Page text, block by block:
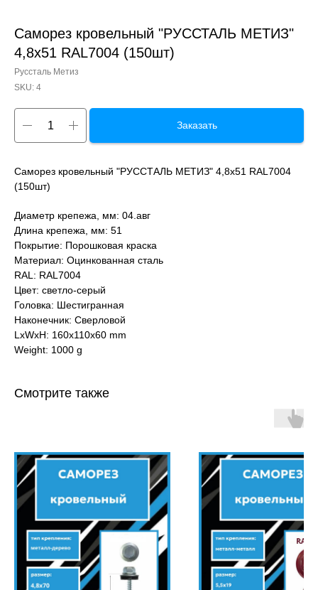
Саморез кровельный "РУССТАЛЬ МЕТИЗ"
4,8x51 RAL7004 (150шт)
Руссталь Метиз
SKU: 4
Заказать
Саморез кровельный "РУССТАЛЬ МЕТИЗ" 4,8x51 RAL7004
(150шт)
Диаметр крепежа, мм: 04.авг
Длина крепежа, мм: 51
Покрытие: Порошковая краска
Материал: Оцинкованная сталь
RAL: RAL7004
Цвет: светло-серый
Головка: Шестигранная
Наконечник: Сверловой
LxWxH: 160x110x60 mm
Weight: 1000 g
Смотрите также